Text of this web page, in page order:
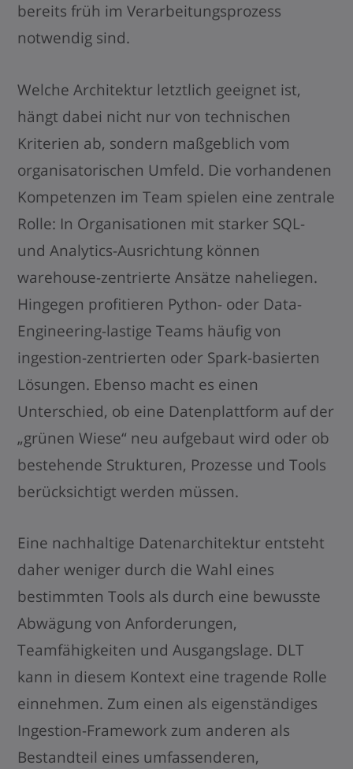
bereits früh im Verarbeitungsprozess
notwendig sind.
Welche Architektur letztlich geeignet ist,
hängt dabei nicht nur von technischen
Kriterien ab, sondern maßgeblich vom
organisatorischen Umfeld. Die vorhandenen
Kompetenzen im Team spielen eine zentrale
Rolle: In Organisationen mit starker SQL-
und Analytics-Ausrichtung können
warehouse-zentrierte Ansätze naheliegen.
Hingegen profitieren Python- oder Data-
Engineering-lastige Teams häufig von
ingestion-zentrierten oder Spark-basierten
Lösungen. Ebenso macht es einen
Unterschied, ob eine Datenplattform auf der
„grünen Wiese“ neu aufgebaut wird oder ob
bestehende Strukturen, Prozesse und Tools
berücksichtigt werden müssen.
Eine nachhaltige Datenarchitektur entsteht
daher weniger durch die Wahl eines
bestimmten Tools als durch eine bewusste
Abwägung von Anforderungen,
Teamfähigkeiten und Ausgangslage. DLT
kann in diesem Kontext eine tragende Rolle
einnehmen. Zum einen als eigenständiges
Ingestion-Framework zum anderen als
Bestandteil eines umfassenderen,